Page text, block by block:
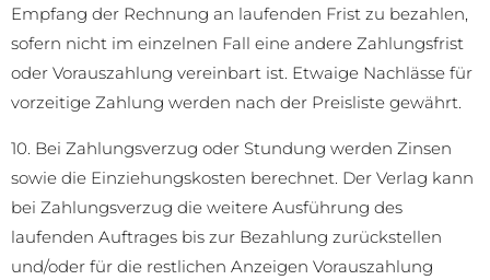
Empfang der Rechnung an laufenden Frist zu bezahlen,
sofern nicht im einzelnen Fall eine andere Zahlungsfrist
oder Vorauszahlung vereinbart ist. Etwaige Nachlässe für
vorzeitige Zahlung werden nach der Preisliste gewährt.
10. Bei Zahlungsverzug oder Stundung werden Zinsen
sowie die Einziehungskosten berechnet. Der Verlag kann
bei Zahlungsverzug die weitere Ausführung des
laufenden Auftrages bis zur Bezahlung zurückstellen
und/oder für die restlichen Anzeigen Vorauszahlung